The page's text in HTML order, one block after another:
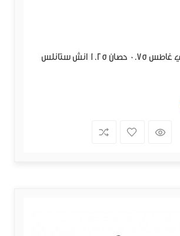
مضخة ماء هابي غاطس 0.75 حصان 1.25 انش ستانلس